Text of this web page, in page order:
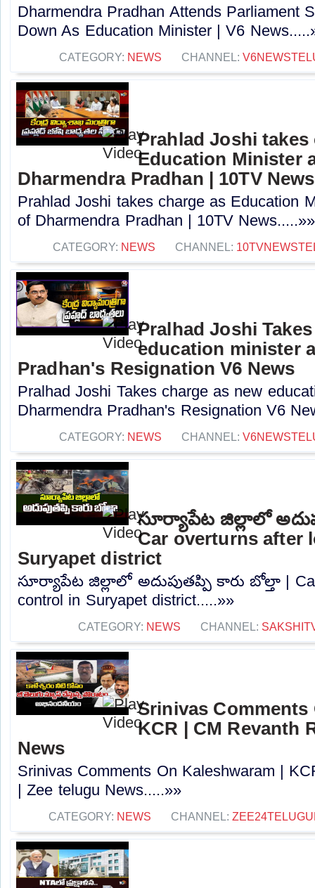
Dharmendra Pradhan Attends Parliament
Down As Education Minister | V6
CATEGORY: NEWS CHANNEL:
Prahlad Joshi takes
Education Minister
Dharmendra Pradhan | 10TV News
Prahlad Joshi takes charge as Education
of Dharmendra Pradhan | 10TV News.....»»
CATEGORY: NEWS CHANNEL:
Pralhad Joshi
education minister
Pradhan's Resignation V6 News
Pralhad Joshi Takes charge as new
Dharmendra Pradhan's Resignation V6
CATEGORY: NEWS CHANNEL:
సూర్యాపేట జిల్లాలో
Car overturns after
Suryapet district
సూర్యాపేట జిల్లాలో అదుపుతప్పి కారు బోల్తా | Car
control in Suryapet district.....»»
CATEGORY: NEWS CHANNEL:
Srinivas Comments
KCR | CM Revanth
News
Srinivas Comments On Kaleshwaram |
| Zee telugu News.....»»
CATEGORY: NEWS CHANNEL: